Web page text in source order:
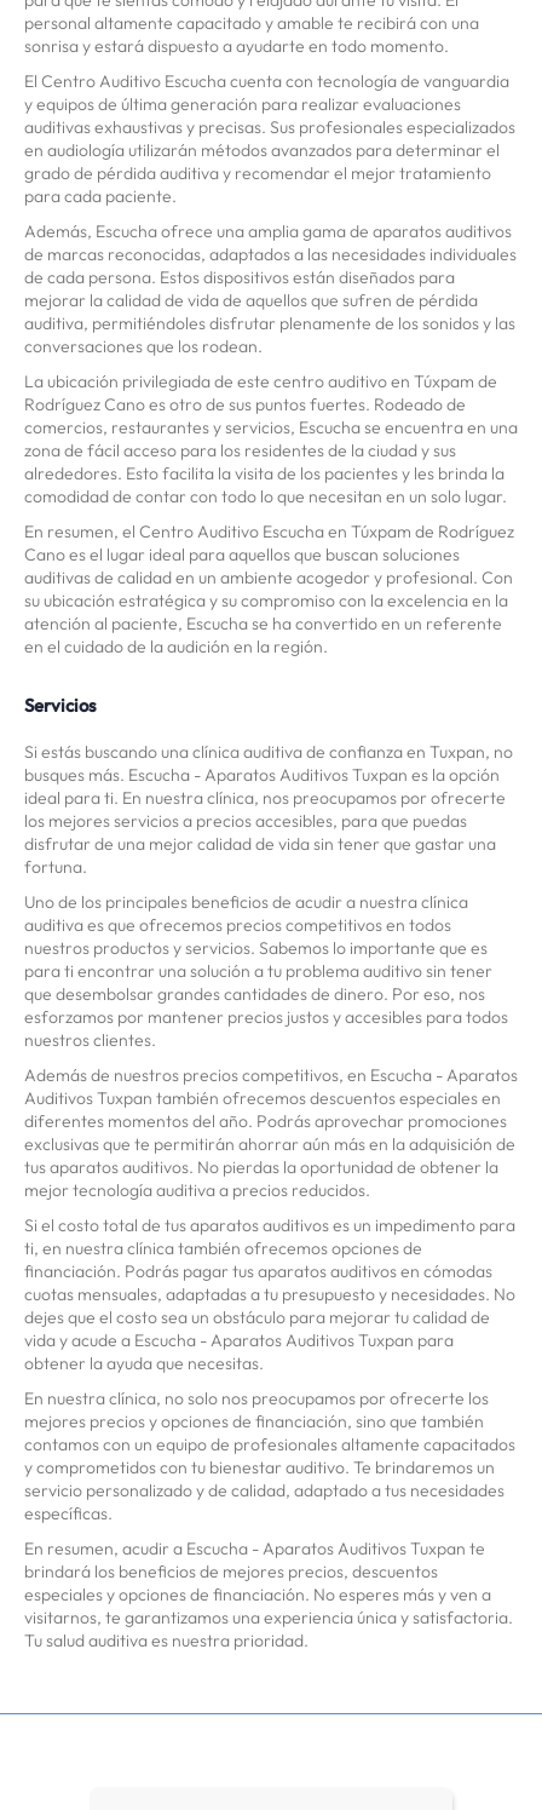
personal altamente capacitado y amable te recibirá con una
sonrisa y estará dispuesto a ayudarte en todo momento.
El Centro Auditivo Escucha cuenta con tecnología de vanguardia
y equipos de última generación para realizar evaluaciones
auditivas exhaustivas y precisas. Sus profesionales especializados
en audiología utilizarán métodos avanzados para determinar el
grado de pérdida auditiva y recomendar el mejor tratamiento
para cada paciente.
Además, Escucha ofrece una amplia gama de aparatos auditivos
de marcas reconocidas, adaptados a las necesidades individuales
de cada persona. Estos dispositivos están diseñados para
mejorar la calidad de vida de aquellos que sufren de pérdida
auditiva, permitiéndoles disfrutar plenamente de los sonidos y las
conversaciones que los rodean.
La ubicación privilegiada de este centro auditivo en Túxpam de
Rodríguez Cano es otro de sus puntos fuertes. Rodeado de
comercios, restaurantes y servicios, Escucha se encuentra en una
zona de fácil acceso para los residentes de la ciudad y sus
alrededores. Esto facilita la visita de los pacientes y les brinda la
comodidad de contar con todo lo que necesitan en un solo lugar.
En resumen, el Centro Auditivo Escucha en Túxpam de Rodríguez
Cano es el lugar ideal para aquellos que buscan soluciones
auditivas de calidad en un ambiente acogedor y profesional. Con
su ubicación estratégica y su compromiso con la excelencia en la
atención al paciente, Escucha se ha convertido en un referente
en el cuidado de la audición en la región.
Servicios
Si estás buscando una clínica auditiva de confianza en Tuxpan, no
busques más. Escucha - Aparatos Auditivos Tuxpan es la opción
ideal para ti. En nuestra clínica, nos preocupamos por ofrecerte
los mejores servicios a precios accesibles, para que puedas
disfrutar de una mejor calidad de vida sin tener que gastar una
fortuna.
Uno de los principales beneficios de acudir a nuestra clínica
auditiva es que ofrecemos precios competitivos en todos
nuestros productos y servicios. Sabemos lo importante que es
para ti encontrar una solución a tu problema auditivo sin tener
que desembolsar grandes cantidades de dinero. Por eso, nos
esforzamos por mantener precios justos y accesibles para todos
nuestros clientes.
Además de nuestros precios competitivos, en Escucha - Aparatos
Auditivos Tuxpan también ofrecemos descuentos especiales en
diferentes momentos del año. Podrás aprovechar promociones
exclusivas que te permitirán ahorrar aún más en la adquisición de
tus aparatos auditivos. No pierdas la oportunidad de obtener la
mejor tecnología auditiva a precios reducidos.
Si el costo total de tus aparatos auditivos es un impedimento para
ti, en nuestra clínica también ofrecemos opciones de
financiación. Podrás pagar tus aparatos auditivos en cómodas
cuotas mensuales, adaptadas a tu presupuesto y necesidades. No
dejes que el costo sea un obstáculo para mejorar tu calidad de
vida y acude a Escucha - Aparatos Auditivos Tuxpan para
obtener la ayuda que necesitas.
En nuestra clínica, no solo nos preocupamos por ofrecerte los
mejores precios y opciones de financiación, sino que también
contamos con un equipo de profesionales altamente capacitados
y comprometidos con tu bienestar auditivo. Te brindaremos un
servicio personalizado y de calidad, adaptado a tus necesidades
específicas.
En resumen, acudir a Escucha - Aparatos Auditivos Tuxpan te
brindará los beneficios de mejores precios, descuentos
especiales y opciones de financiación. No esperes más y ven a
visitarnos, te garantizamos una experiencia única y satisfactoria.
Tu salud auditiva es nuestra prioridad.